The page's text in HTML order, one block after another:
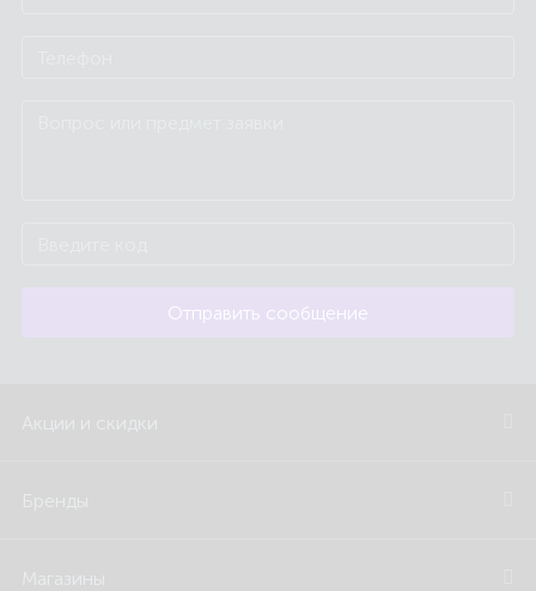
Отправить сообщение
Акции и скидки
Бренды
Магазины